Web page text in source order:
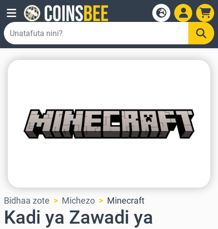
Bidhaa zote Michezo Minecraft
Kadi ya Zawadi ya